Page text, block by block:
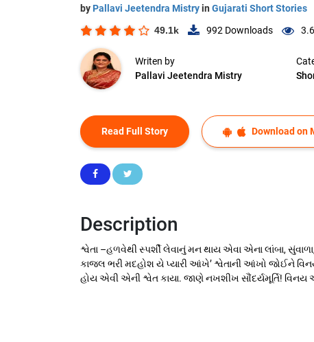
by Pallavi Jeetendra Mistryin Gujarati Short Stories
49.1k 992 Downloads
Writen by
Pallavi Jeetendra Mistry
Read Full Story Download on
Description
શ્વેતા –હળવેથી સ્પર્શી લેવાનું મન થાય એવા એના લાંબા,
કાજલ ભરી મદહોશ યે પ્યારી આંખે’ શ્વેતાની આંખો જોઈને
હોય એવી એની શ્વેત કાયા. જાણે નખશીખ સૌંદર્યમૂર્તિ! વિનય